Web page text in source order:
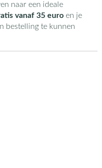
naar een ideale
vanaf 35 euroen je
bestelling te kunnen